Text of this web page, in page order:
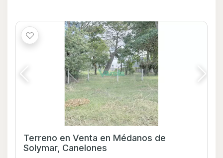
Terreno en Venta en Médanos de
Solymar, Canelones